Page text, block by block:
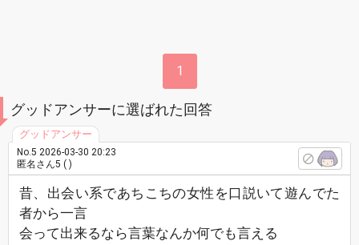
1
グッドアンサーに選ばれた回答
No.5 2026-03-30 20:23
匿名さん5 ( )
昔、出会い系であちこちの女性を口説いて遊んでた
者から一言
会って出来るなら言葉なんか何でも言える